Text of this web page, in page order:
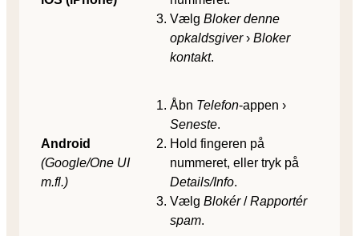
Vælg Bloker denne
opkalds­giver› Bloker
kontakt.
Android
(Google/One UI
m.fl.)
Åbn Telefon-appen ›
Seneste.
Hold fingeren på
nummeret, eller tryk på
Details/Info.
Vælg Blokér/Rapportér
spam.